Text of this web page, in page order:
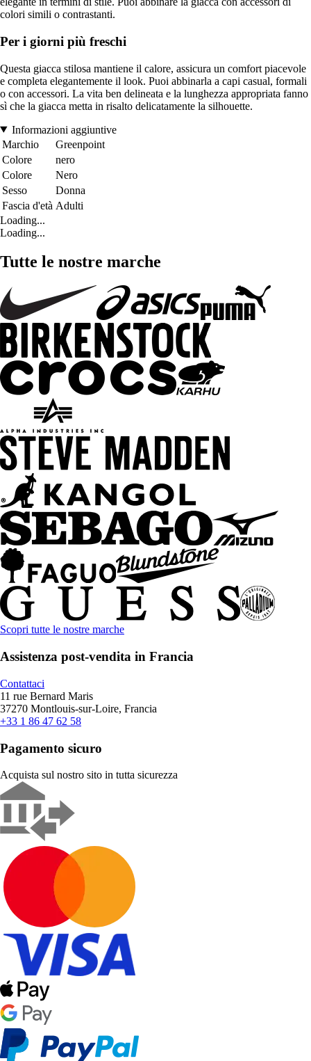
colori simili o contrastanti.
Per i giorni più freschi
Questa giacca stilosa mantiene il calore, assicura un comfort piacevole
e completa elegantemente il look. Puoi abbinarla a capi casual, formali
o con accessori. La vita ben delineata e la lunghezza appropriata fanno
sì che la giacca metta in risalto delicatamente la silhouette.
Informazioni aggiuntive
Marchio
Greenpoint
Colore
nero
Colore
Nero
Sesso
Donna
Fascia d'età Adulti
Loading...
Loading...
Tutte le nostre marche
Scopri tutte le nostre marche
Assistenza post-vendita in Francia
Contattaci
11 rue Bernard Maris
37270 Montlouis-sur-Loire, Francia
+33 1 86 47 62 58
Pagamento sicuro
Acquista sul nostro sito in tutta sicurezza